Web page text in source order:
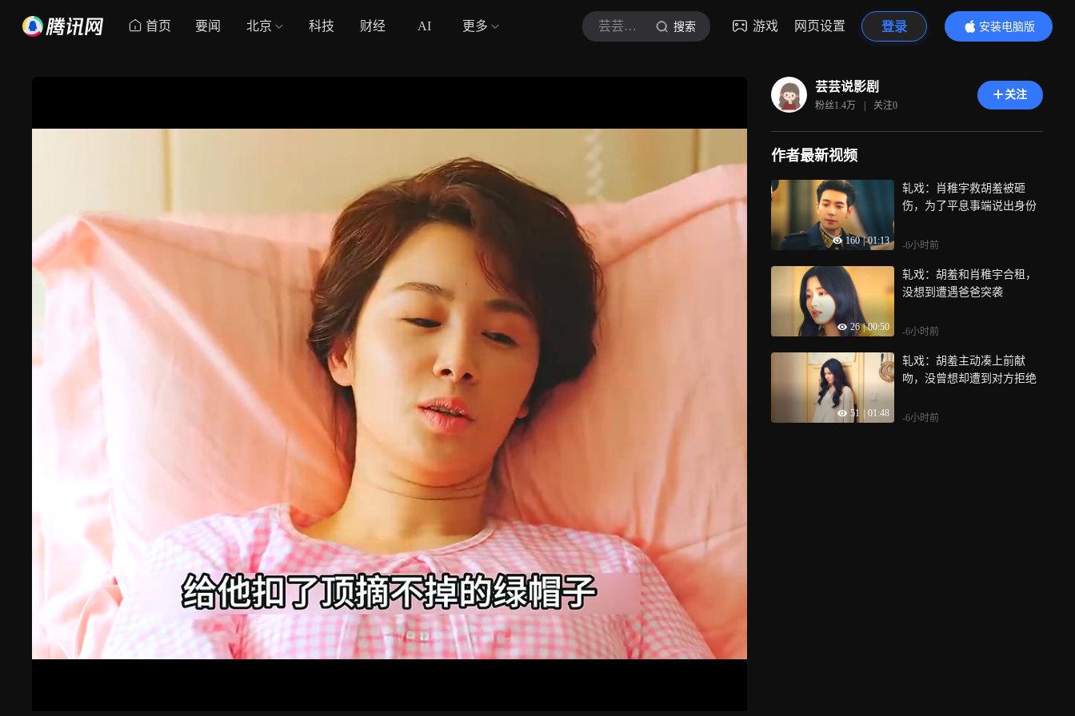
首页 要闻 北京 科技 财经 AI 更多 芸芸说影剧 搜索 游戏 网页设置 登录
安装电脑版
内容更精彩
芸芸说影剧
粉丝1.4万 | 关注0
关注
作者最新视频
160 | 01:13
轧戏：肖稚宇救胡羞被砸
伤，为了平息事端说出身份
-6小时前
26 | 00:50
轧戏：胡羞和肖稚宇合租，
没想到遭遇爸爸突袭
-6小时前
51 01:48
轧戏：胡羞主动凑上前献
吻，没曾想却遭到对方拒绝
-6小时前